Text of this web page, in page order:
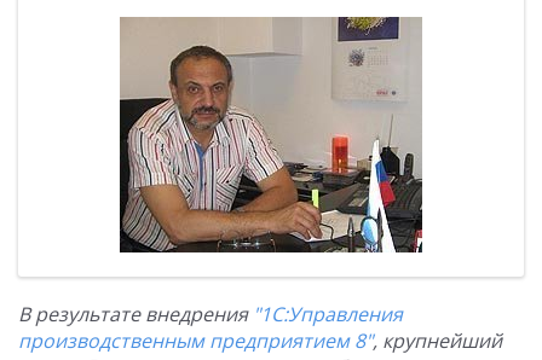
В результате внедрения "1С:Управления
производственным предприятием 8", крупнейший